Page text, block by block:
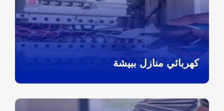
كهربائي منازل ببيشة